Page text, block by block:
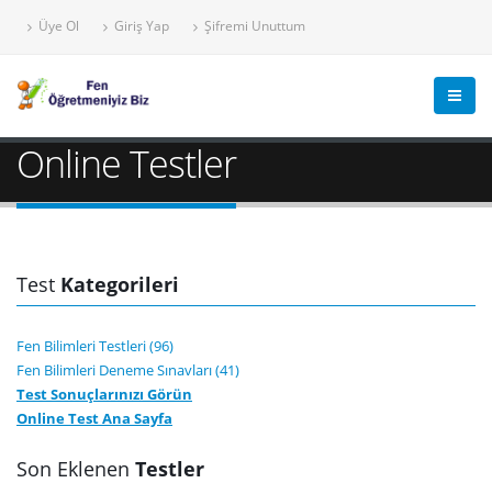
Üye Ol Giriş Yap Şifremi Unuttum
Online Testler
Test Kategorileri
Fen Bilimleri Testleri (96)
Fen Bilimleri Deneme Sınavları (41)
Test Sonuçlarınızı Görün
Online Test Ana Sayfa
Son Eklenen Testler